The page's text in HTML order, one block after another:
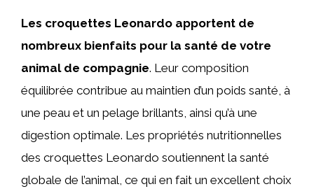
Les croquettes Leonardo apportent de
nombreux bienfaits pour la santé de votre
animal de compagnie. Leur composition
équilibrée contribue au maintien d’un poids santé, à
une peau et un pelage brillants, ainsi qu’à une
digestion optimale. Les propriétés nutritionnelles
des croquettes Leonardo soutiennent la santé
globale de l’animal, ce qui en fait un excellent choix